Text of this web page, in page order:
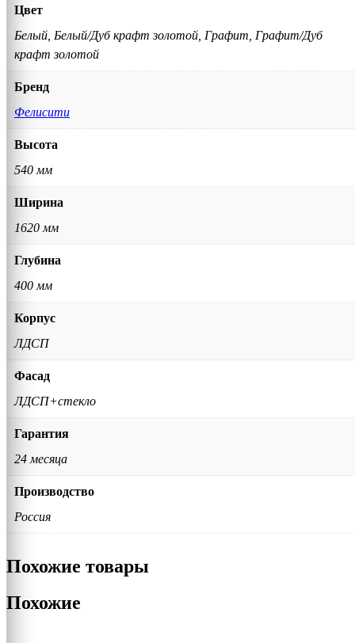
Цвет
Белый, Белый/Дуб крафт золотой, Графит, Графит/Дуб
крафт золотой
Бренд
Фелисити
Высота
540 мм
Ширина
1620 мм
Глубина
400 мм
Корпус
ЛДСП
Фасад
ЛДСП+стекло
Гарантия
24 месяца
Производство
Россия
Похожие товары
Похожие